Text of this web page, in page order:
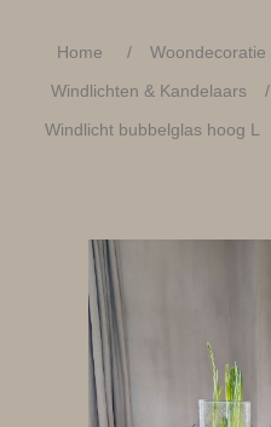
Home / Woondecoratie
Windlichten & Kandelaars
/
Windlicht bubbelglas hoog L